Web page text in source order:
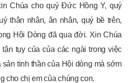
Chúa cho quý Đức Hồng Y, quý
thân nhân, ân nhân, quý bề trên,
Hội Dòng đã qua đời. Xin Chúa
tụy của của các ngài trong việc
tinh thần của Hội dòng mà sớm
cho chị em của chúng con.